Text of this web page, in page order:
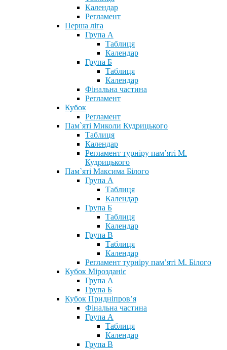
Календар
Регламент
Перша ліга
Група А
Таблиця
Календар
Група Б
Таблиця
Календар
Фінальна частина
Регламент
Кубок
Регламент
Пам`яті Миколи Кудрицького
Таблиця
Календар
Регламент турніру пам’яті М.
Кудрицького
Пам`яті Максима Білого
Група А
Таблиця
Календар
Група Б
Таблиця
Календар
Група В
Таблиця
Календар
Регламент турніру пам’яті М. Білого
Кубок Мірозданіє
Група А
Група Б
Кубок Придніпров’я
Фінальна частина
Група А
Таблиця
Календар
Група В